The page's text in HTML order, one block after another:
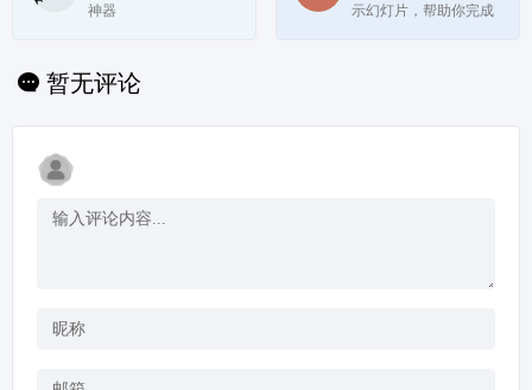
神器
示幻灯片，帮助你完成
暂无评论